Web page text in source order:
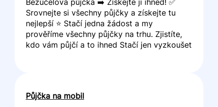
Bezúčelová půjčka ➡️ Získejte ji ihned! ✅
Srovnejte si všechny půjčky a získejte tu
nejlepší ⭐ Stačí jedna žádost a my
prověříme všechny půjčky na trhu. Zjistíte,
kdo vám půjčí a to ihned Stačí jen vyzkoušet
Půjčka na mobil